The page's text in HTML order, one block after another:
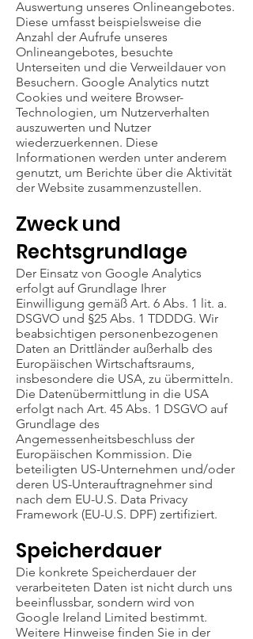
Auswertung unseres Onlineangebotes.
Diese umfasst beispielsweise die
Anzahl der Aufrufe unseres
Onlineangebotes, besuchte
Unterseiten und die Verweildauer von
Besuchern. Google Analytics nutzt
Cookies und weitere Browser-
Technologien, um Nutzerverhalten
auszuwerten und Nutzer
wiederzuerkennen. Diese
Informationen werden unter anderem
genutzt, um Berichte über die Aktivität
der Website zusammenzustellen.
Zweck und
Rechtsgrundlage
Der Einsatz von Google Analytics
erfolgt auf Grundlage Ihrer
Einwilligung gemäß Art. 6 Abs. 1 lit. a.
DSGVO und §25 Abs. 1 TDDDG. Wir
beabsichtigen personenbezogenen
Daten an Drittländer außerhalb des
Europäischen Wirtschaftsraums,
insbesondere die USA, zu übermitteln.
Die Datenübermittlung in die USA
erfolgt nach Art. 45 Abs. 1 DSGVO auf
Grundlage des
Angemessenheitsbeschluss der
Europäischen Kommission. Die
beteiligten US-Unternehmen und/oder
deren US-Unterauftragnehmer sind
nach dem EU-U.S. Data Privacy
Framework (EU-U.S. DPF) zertifiziert.
Speicherdauer
Die konkrete Speicherdauer der
verarbeiteten Daten ist nicht durch uns
beeinflussbar, sondern wird von
Google Ireland Limited bestimmt.
Weitere Hinweise finden Sie in der